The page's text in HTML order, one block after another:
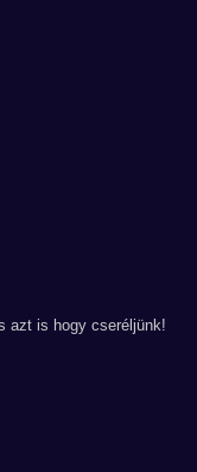
azt is hogy cseréljünk!